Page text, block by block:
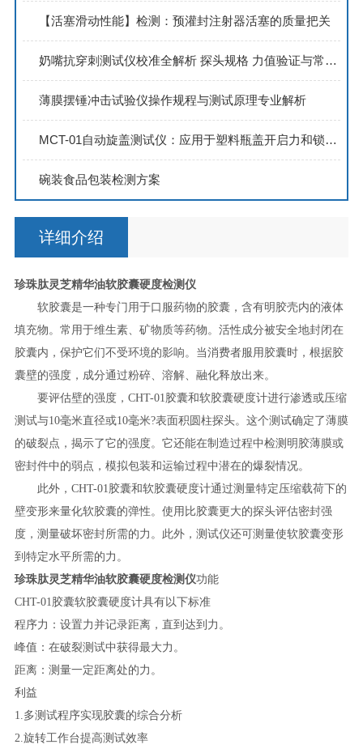
【活塞滑动性能】检测：预灌封注射器活塞的质量把关
奶嘴抗穿刺测试仪校准全解析 探头规格 力值验证与常见问题排查
薄膜摆锤冲击试验仪操作规程与测试原理专业解析
MCT-01自动旋盖测试仪：应用于塑料瓶盖开启力和锁紧力扭矩检测
碗装食品包装检测方案
详细介绍
珍珠肽灵芝精华油软胶囊硬度检测仪
软胶囊是一种专门用于口服药物的胶囊，含有明胶壳内的液体
填充物。常用于维生素、矿物质等药物。活性成分被安全地封闭在
胶囊内，保护它们不受环境的影响。当消费者服用胶囊时，根据胶
囊壁的强度，成分通过粉碎、溶解、融化释放出来。
要评估壁的强度， CHT-01胶囊和软胶囊硬度计进行渗透或压缩
测试与10毫米直径或10毫米?表面积圆柱探头。这个测试确定了薄膜
的破裂点，揭示了它的强度。它还能在制造过程中检测明胶薄膜或
密封件中的弱点，模拟包装和运输过程中潜在的爆裂情况。
此外， CHT-01胶囊和软胶囊硬度计通过测量特定压缩载荷下的
壁变形来量化软胶囊的弹性。使用比胶囊更大的探头评估密封强
度，测量破坏密封所需的力。此外，测试仪还可测量使软胶囊变形
到特定水平所需的力。
珍珠肽灵芝精华油软胶囊硬度检测仪功能
CHT-01胶囊软胶囊硬度计具有以下标准
程序力：设置力并记录距离，直到达到力。
峰值：在破裂测试中获得最大力。
距离：测量一定距离处的力。
利益
1.多测试程序实现胶囊的综合分析
2.旋转工作台提高测试效率